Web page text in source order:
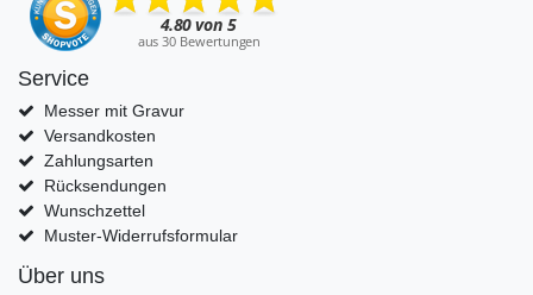
Service
Messer mit Gravur
Versandkosten
Zahlungsarten
Rücksendungen
Wunschzettel
Muster-Widerrufsformular
Über uns